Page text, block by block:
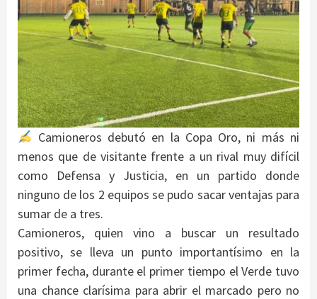
Camioneros debutó en la Copa Oro, ni más ni
menos que de visitante frente a un rival muy difícil
como Defensa y Justicia, en un partido donde
ninguno de los 2 equipos se pudo sacar ventajas para
sumar de a tres.
Camioneros, quien vino a buscar un resultado
positivo, se lleva un punto importantísimo en la
primer fecha, durante el primer tiempo el Verde tuvo
una chance clarísima para abrir el marcado pero no